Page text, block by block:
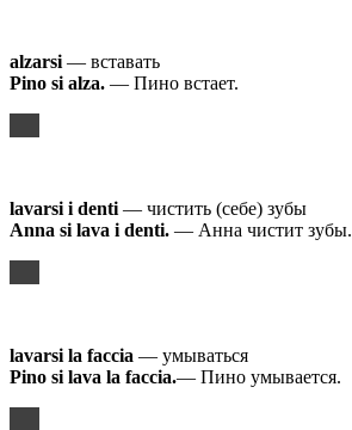
alzarsi — вставать
Pino si alza. — Пино встает.
lavarsi i denti — чистить (себе) зубы
Anna si lava i denti. — Анна чистит зубы.
lavarsi la faccia — умываться
Pino si lava la faccia.— Пино умывается.